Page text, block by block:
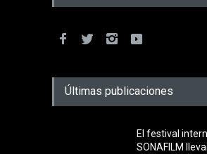
Últimas publicaciones
El festival
SONAFILM